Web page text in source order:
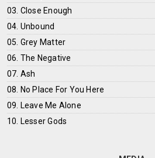
03. Close Enough
04. Unbound
05. Grey Matter
06. The Negative
07. Ash
08. No Place For You Here
09. Leave Me Alone
10. Lesser Gods